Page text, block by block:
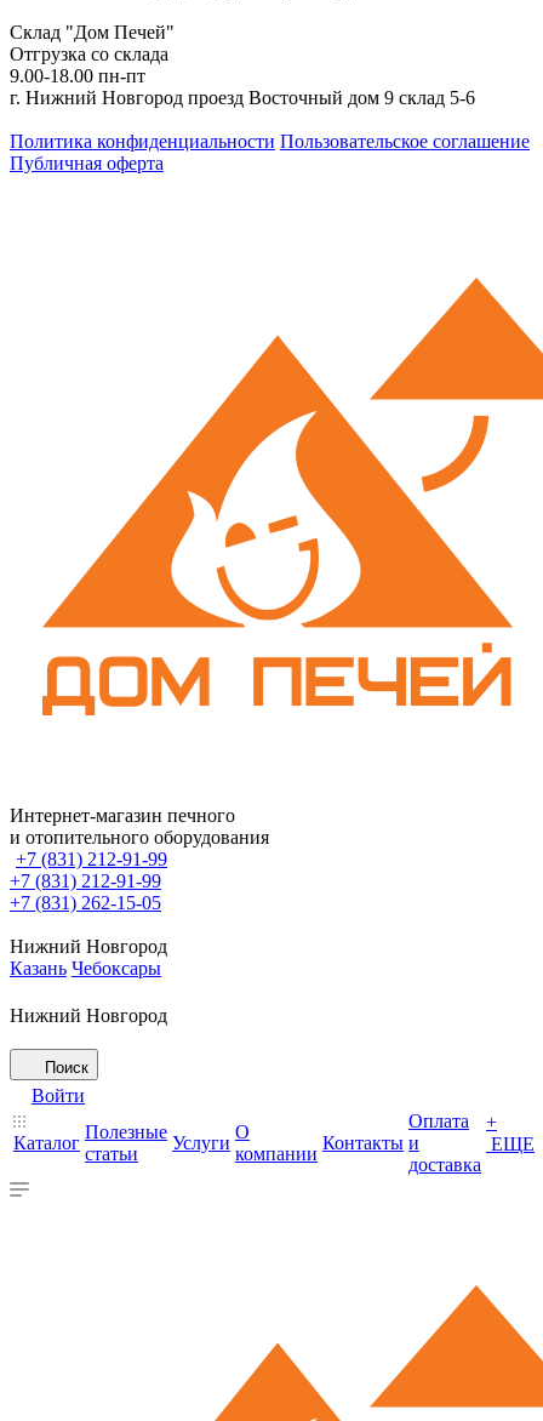
Склад "Дом Печей"
Отгрузка со склада
9.00-18.00 пн-пт
г. Нижний Новгород проезд Восточный дом 9 склад 5-6
Политика конфиденциальности Пользовательское соглашение
Публичная оферта
Интернет-магазин печного
и отопительного оборудования
+7 (831) 212-91-99
+7 (831) 212-91-99
+7 (831) 262-15-05
Нижний Новгород
Казань Чебоксары
Нижний Новгород
Поиск
Войти
Каталог
Полезные
статьи
Услуги
О
компании
Контакты
Оплата
и
доставка
+
ЕЩЕ